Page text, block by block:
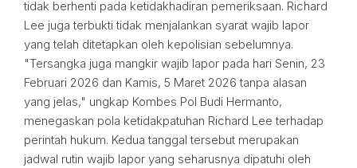
tidak berhenti pada ketidakhadiran pemeriksaan. Richard
Lee juga terbukti tidak menjalankan syarat wajib lapor
yang telah ditetapkan oleh kepolisian sebelumnya.
"Tersangka juga mangkir wajib lapor pada hari Senin, 23
Februari 2026 dan Kamis, 5 Maret 2026 tanpa alasan
yang jelas," ungkap Kombes Pol Budi Hermanto,
menegaskan pola ketidakpatuhan Richard Lee terhadap
perintah hukum. Kedua tanggal tersebut merupakan
jadwal rutin wajib lapor yang seharusnya dipatuhi oleh